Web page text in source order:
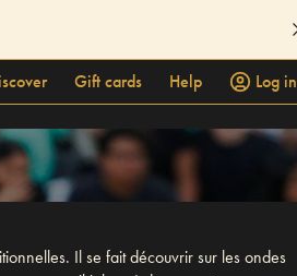
Gift cards Help
Log in
Il se fait découvrir sur les ondes